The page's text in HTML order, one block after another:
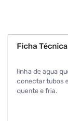
Ficha Técnica
linha de agua
conectar tubos
quente e fria.